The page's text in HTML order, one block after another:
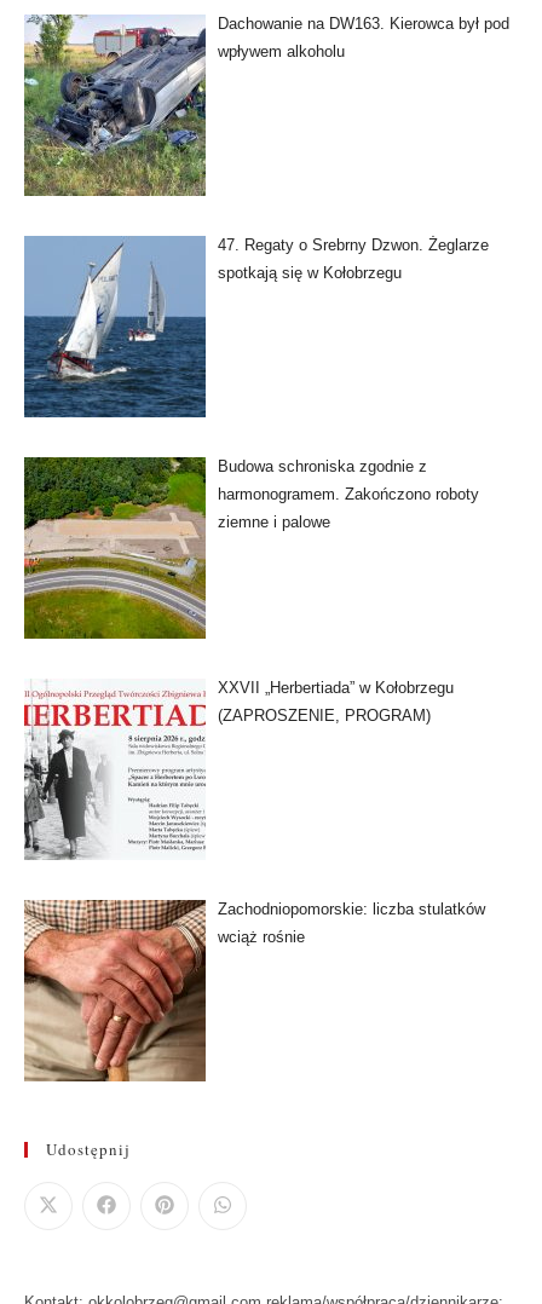
Dachowanie na DW163. Kierowca był pod
wpływem alkoholu
47. Regaty o Srebrny Dzwon. Żeglarze
spotkają się w Kołobrzegu
Budowa schroniska zgodnie z
harmonogramem. Zakończono roboty
ziemne i palowe
XXVII „Herbertiada” w Kołobrzegu
(ZAPROSZENIE, PROGRAM)
Zachodniopomorskie: liczba stulatków
wciąż rośnie
Udostępnij